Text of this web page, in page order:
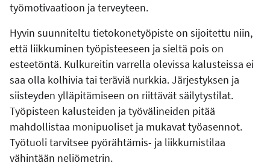
työmotivaatioon ja terveyteen.
Hyvin suunniteltu tietokonetyöpiste on sijoitettu niin,
että liikkuminen työpisteeseen ja sieltä pois on
esteetöntä. Kulkureitin varrella olevissa kalusteissa ei
saa olla kolhivia tai teräviä nurkkia. Järjestyksen ja
siisteyden ylläpitämiseen on riittävät säilytystilat.
Työpisteen kalusteiden ja työvälineiden pitää
mahdollistaa monipuoliset ja mukavat työasennot.
Työtuoli tarvitsee pyörähtämis- ja liikkumistilaa
vähintään neliömetrin.